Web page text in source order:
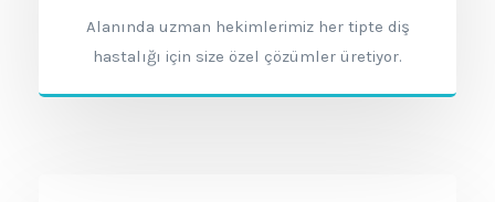
Alanında uzman hekimlerimiz her tipte diş
hastalığı için size özel çözümler üretiyor.